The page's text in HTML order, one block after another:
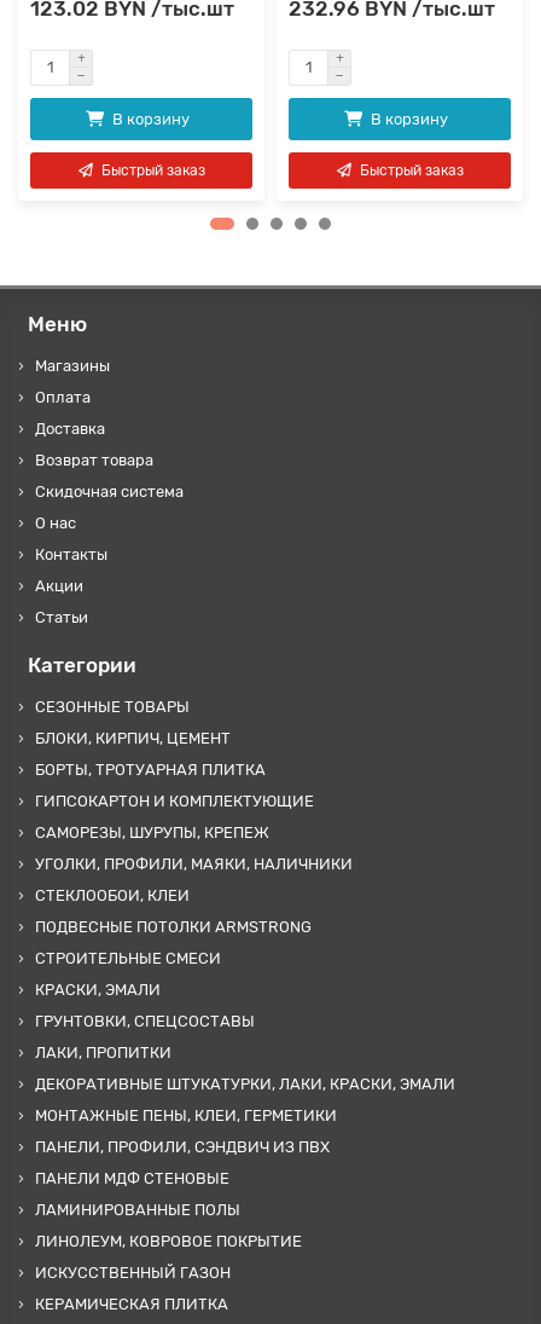
123.02 BYN /тыс.шт
В корзину
Быстрый заказ
232.96 BYN /тыс.шт
В корзину
Быстрый заказ
Меню
Магазины
Оплата
Доставка
Возврат товара
Скидочная система
О нас
Контакты
Акции
Статьи
Категории
СЕЗОННЫЕ ТОВАРЫ
БЛОКИ, КИРПИЧ, ЦЕМЕНТ
БОРТЫ, ТРОТУАРНАЯ ПЛИТКА
ГИПСОКАРТОН И КОМПЛЕКТУЮЩИЕ
САМОРЕЗЫ, ШУРУПЫ, КРЕПЕЖ
УГОЛКИ, ПРОФИЛИ, МАЯКИ, НАЛИЧНИКИ
СТЕКЛООБОИ, КЛЕИ
ПОДВЕСНЫЕ ПОТОЛКИ ARMSTRONG
СТРОИТЕЛЬНЫЕ СМЕСИ
КРАСКИ, ЭМАЛИ
ГРУНТОВКИ, СПЕЦСОСТАВЫ
ЛАКИ, ПРОПИТКИ
ДЕКОРАТИВНЫЕ ШТУКАТУРКИ, ЛАКИ, КРАСКИ, ЭМАЛИ
МОНТАЖНЫЕ ПЕНЫ, КЛЕИ, ГЕРМЕТИКИ
ПАНЕЛИ, ПРОФИЛИ, СЭНДВИЧ ИЗ ПВХ
ПАНЕЛИ МДФ СТЕНОВЫЕ
ЛАМИНИРОВАННЫЕ ПОЛЫ
ЛИНОЛЕУМ, КОВРОВОЕ ПОКРЫТИЕ
ИСКУССТВЕННЫЙ ГАЗОН
КЕРАМИЧЕСКАЯ ПЛИТКА